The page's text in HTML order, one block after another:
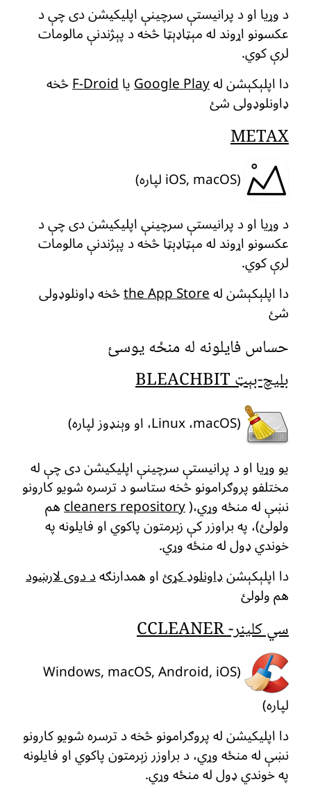
د وړیا او د پرانیستې سرچینې اپلیکیشن دی چې د
عکسونو اړوند له مېټاډېټا څخه د پېژندنې مالومات
لرې کوي.
دا اپلېکېشن لهGoogle Play یا F-Droid څخه
ډاونلوډولی شئ
METAX
(iOS, macOS لپاره)
د وړیا او د پرانیستې سرچینې اپلیکیشن دی چې د
عکسونو اړوند له مېټاډېټا څخه د پېژندنې مالومات
لرې کوي.
دا اپلېکېشن له the App Storeڅخه ډاونلوډولی
شئ
حساس فایلونه له منځه یوسئ
بلیچ-بېټ BLEACHBIT
(Linux ،macOS، او وېنډوز لپاره)
یو وړیا او د پرانیستې سرچینې اپلیکیشن دی چې له
مختلفو پروګرامونو څخه ستاسو د ترسره شویو کارونو
نښې له منځه وړي،(cleaners repository هم
ولولئ)، په براوزر کې زېرمتون پاکوي او فایلونه په
خوندي ډول له منځه وړي.
دا اپلېکېشنډاونلوډ کړئ او همدارنګهد دوی لارښود
هم ولولئ
سي کلینر- CCLEANER
(Windows, macOS, Android, iOS
لپاره)
دا اپلیکیشن له پروګرامونو څخه د ترسره شویو کارونو
نښې له منځه وړي، د براوزر زېرمتون پاکوي او فایلونه
په خوندي ډول له منځه وړي.